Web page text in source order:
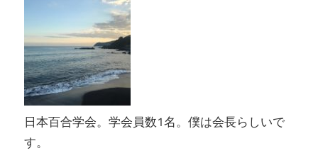
日本百合学会。学会員数1名。僕は会長らしいで
す。